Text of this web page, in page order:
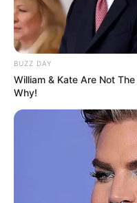
BUZZ DAY
William & Kate Are Not
Why!